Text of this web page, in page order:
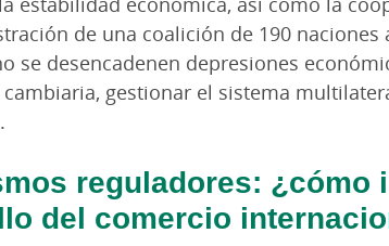
de una coalición de 190
se desencadenen depresiones
gestionar el sistema
reguladores: ¿cómo
del comercio